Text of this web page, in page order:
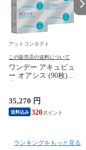
アットコンタクト
この販売店の送料について
ワンデー アキュビュ
ー オアシス (90枚) 4
35,270 円
送料込み 320
ランキングをもっと見る